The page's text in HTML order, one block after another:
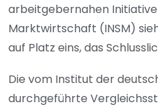
arbeitgebernahen Initiative
Marktwirtschaft (INSM)
auf Platz eins, das
Die vom Institut der
durchgeführte